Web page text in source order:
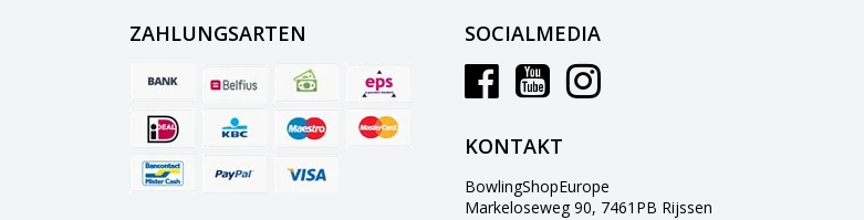
ZAHLUNGSARTEN SOCIALMEDIA
KONTAKT
BowlingShopEurope
Markeloseweg 90, 7461PB Rijssen